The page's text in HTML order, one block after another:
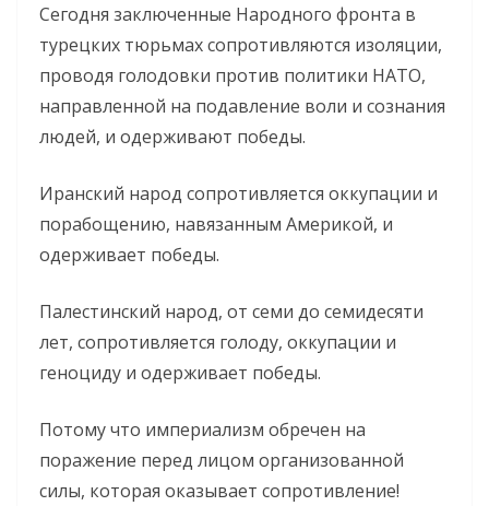
Сегодня заключенные Народного фронта в
турецких тюрьмах сопротивляются изоляции,
проводя голодовки против политики НАТО,
направленной на подавление воли и сознания
людей, и одерживают победы.
Иранский народ сопротивляется оккупации и
порабощению, навязанным Америкой, и
одерживает победы.
Палестинский народ, от семи до семидесяти
лет, сопротивляется голоду, оккупации и
геноциду и одерживает победы.
Потому что империализм обречен на
поражение перед лицом организованной
силы, которая оказывает сопротивление!